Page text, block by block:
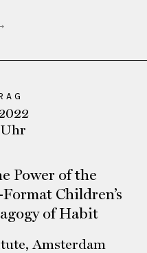
Power of the
Children’s
of Habit
Amsterdam